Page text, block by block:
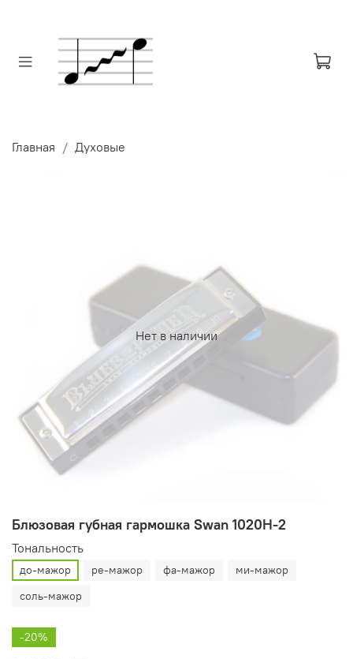
Главная Духовые
Нет в наличии
Блюзовая губная гармошка Swan 1020H-2
Тональность
до-мажор ре-мажор фа-мажор
ми-мажор
соль-мажор
-20%